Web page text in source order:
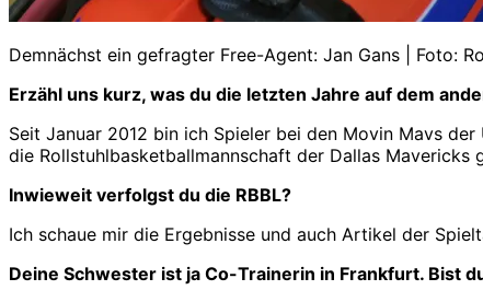
Demnächst ein gefragter Free-Agent: Jan Gans | Foto:
Erzähl uns kurz, was du die letzten Jahre auf dem
Seit Januar 2012 bin ich Spieler bei den Movin Mavs
die Rollstuhlbasketballmannschaft der Dallas
Inwieweit verfolgst du die RBBL?
Ich schaue mir die Ergebnisse und auch Artikel der
Deine Schwester ist ja Co-Trainerin in Frankfurt. Bist